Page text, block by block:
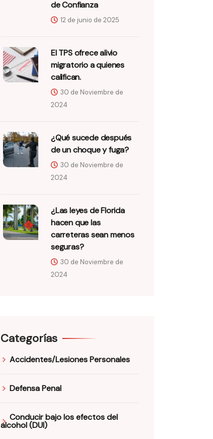
de Confianza
12 de junio de 2025
El TPS ofrece alivio
migratorio a quienes
califican.
30 de Noviembre de
2024
¿Qué sucede después
de un choque y fuga?
30 de Noviembre de
2024
¿Las leyes de Florida
hacen que las
carreteras sean menos
seguras?
30 de Noviembre de
2024
Categorías
Accidentes/Lesiones Personales
Defensa Penal
Conducir bajo los efectos del
alcohol (DUI)